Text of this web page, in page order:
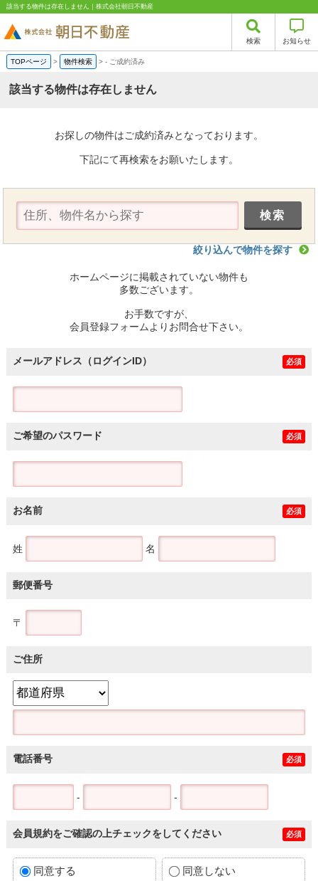
該当する物件は存在しません｜株式会社朝日不動産
検索 お知らせ
TOPページ > 物件検索 >- ご成約済み
該当する物件は存在しません
お探しの物件はご成約済みとなっております。
下記にて再検索をお願いたします。
絞り込んで物件を探す
ホームページに掲載されていない物件も
多数ございます。
お手数ですが、
会員登録フォームよりお問合せ下さい。
メールアドレス（ログインID） 必須
ご希望のパスワード 必須
お名前 必須
姓 名
郵便番号
〒
ご住所
電話番号 必須
- -
会員規約をご確認の上チェックをしてください 必須
同意する 同意しない